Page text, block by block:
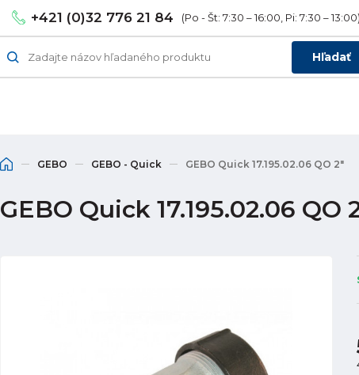
+421 (0)32 776 21 84 (Po - Št: 7:30 – 16:00, Pi: 7:30 – 13:00)
Hľadať
GEBO GEBO - Quick GEBO Quick 17.195.02.06 QO 2"
GEBO Quick 17.195.02.06 QO